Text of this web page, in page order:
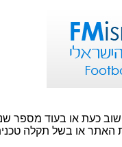
כעת או בעוד מספר
האתר או בשל תקלה